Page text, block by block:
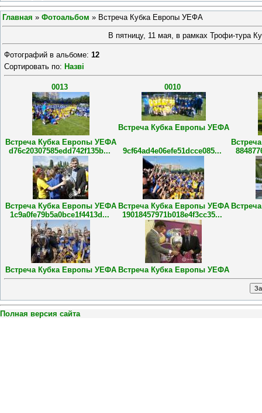
Главная » Фотоальбом » Встреча Кубка Европы УЕФА
В пятницу, 11 мая, в рамках Трофи-тура
Фотографий в альбоме: 12
Сортировать по: Назві
0013
Встреча Кубка Европы УЕФА
0010
Встреча Кубка Европы УЕФА
d76c20307585edd742f135b...
Встреча Кубка Европы УЕФА
9cf64ad4e06efe51dcce085...
Встреча Кубка Европы УЕФА
1c9a0fe79b5a0bce1f4413d...
Встреча Кубка Европы УЕФА
19018457971b018e4f3cc35...
Встреча Кубка Европы УЕФА
Полная версия сайта